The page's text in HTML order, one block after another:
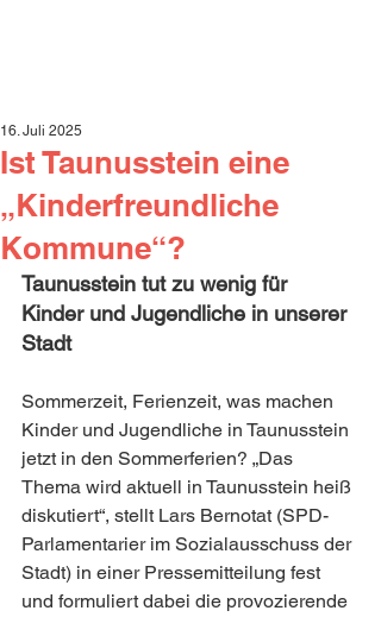
Ist Taunusstein eine
„Kinderfreundliche
Kommune“?
16. Juli 2025
Taunusstein tut zu wenig für
Kinder und Jugendliche in unserer
Stadt
Sommerzeit, Ferienzeit, was machen
Kinder und Jugendliche in Taunusstein
jetzt in den Sommerferien? „Das
Thema wird aktuell in Taunusstein heiß
diskutiert“, stellt Lars Bernotat (SPD-
Parlamentarier im Sozialausschuss der
Stadt) in einer Pressemitteilung fest
und formuliert dabei die provozierende